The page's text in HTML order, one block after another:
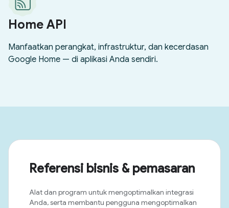
Referensi bisnis & pemasaran
Alat dan program untuk mengoptimalkan integrasi
Anda, serta membantu pengguna mengoptimalkan